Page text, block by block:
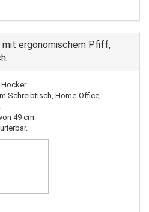
mit ergonomischem Pfiff,
Schreibtisch, Home-Office,
49 cm.